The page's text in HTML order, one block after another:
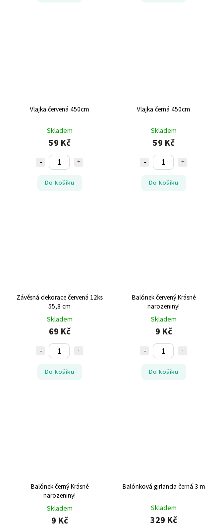
Vlajka červená 450cm
Skladem
59 Kč
Do košíku
Vlajka černá 450cm
Skladem
59 Kč
Do košíku
Závěsná dekorace červená 12ks
55,8 cm
Skladem
69 Kč
Do košíku
Balónek červený Krásné
narozeniny!
Skladem
9 Kč
Do košíku
Balónek černý Krásné
narozeniny!
Skladem
9 Kč
Balónková girlanda černá 3 m
Skladem
329 Kč